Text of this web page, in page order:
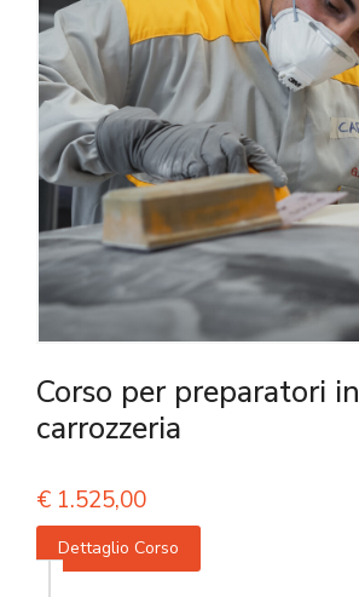
Corso per preparatori in
carrozzeria
€ 1.525,00
Dettaglio Corso